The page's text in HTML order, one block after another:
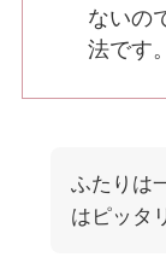
ないの
法です。
ふたりは
はピッタ